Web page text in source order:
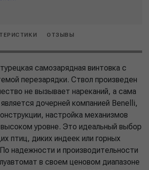
ОТЗЫВЫ
самозарядная винтовка с
перезарядки. Ствол произведен
не вызывает нареканий, а сама
дочерней компанией Benelli,
настройка механизмов
уровне. Это идеальный выбор
птиц, диких индеек или горных
надежности и производительности
в своем ценовом диапазоне